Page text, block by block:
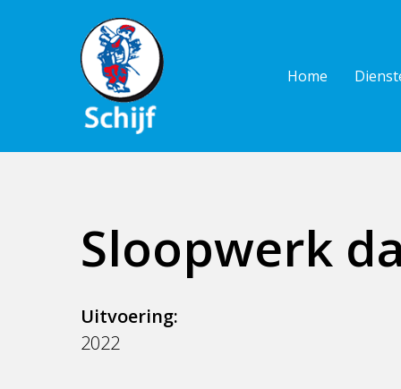
Home
Sloopwerk
Uitvoering:
2022